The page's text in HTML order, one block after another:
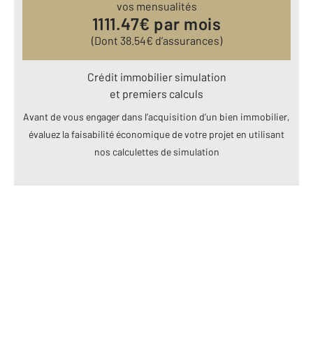
vos mensualités
1111.47€ par mois
(Dont 38.54€ d’assurances)
Crédit immobilier simulation
et premiers calculs
Avant de vous engager dans l’acquisition d’un bien immobilier,
évaluez la faisabilité économique de votre projet en utilisant
nos calculettes de simulation